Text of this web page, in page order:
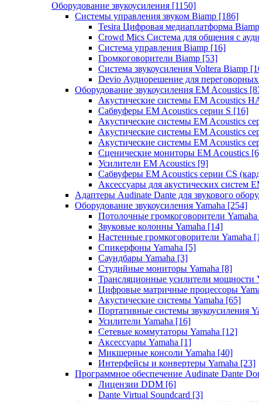
Оборудование звукоусиления [1150]
Системы управления звуком Biamp [186]
Tesira Цифровая медиаплатформа Biamp
Crowd Mics Система для общения с
Система управления Biamp [16]
Громкоговорители Biamp [53]
Система звукоусиления Voltera Biamp
Devio Аудиорешение для
Оборудование звукоусиления EM Acoustics
Акустические системы EM Acoustics
Сабвуферы EM Acoustics серии S [16]
Акустические системы EM Acoustics
Акустические системы EM Acoustics
Акустические системы EM Acoustics
Сценические мониторы EM Acoustics
Усилители EM Acoustics [9]
Сабвуферы EM Acoustics серии CS
Аксессуары для акустических систем
Адаптеры Audinate Dante для звукового
Оборудование звукоусиления Yamaha [254]
Потолочные громкоговорители Yamaha
Звуковые колонны Yamaha [14]
Настенные громкоговорители Yamaha
Спикерфоны Yamaha [5]
Саундбары Yamaha [3]
Студийные мониторы Yamaha [8]
Трансляционные усилители мощности
Цифровые матричные процессоры
Акустические системы Yamaha [65]
Портативные системы звукоусиления
Усилители Yamaha [16]
Сетевые коммутаторы Yamaha [12]
Аксессуары Yamaha [1]
Микшерные консоли Yamaha [40]
Интерфейсы и конвертеры Yamaha [23]
Программное обеспечение Audinate Dante
Лицензии DDM [6]
Dante Virtual Soundcard [3]